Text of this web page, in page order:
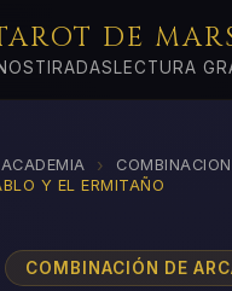
DE
TIRADAS LECTURA
ACADEMIA ›
Y EL ERMITAÑO
COMBINACIÓN DE